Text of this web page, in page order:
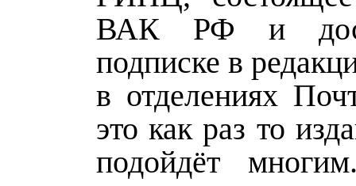
ВАК РФ и
подписке в
в отделениях
это как раз то
подойдёт